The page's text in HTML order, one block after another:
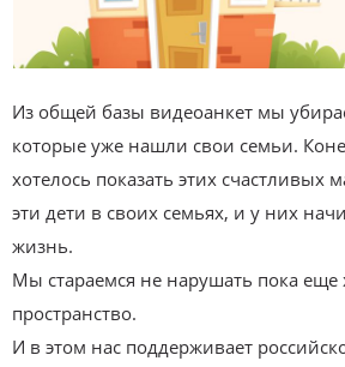
Из общей базы видеоанкет мы
которые уже нашли свои семьи.
хотелось показать этих счастливых
эти дети в своих семьях, и у них
жизнь.
Мы стараемся не нарушать пока еще
пространство.
И в этом нас поддерживает